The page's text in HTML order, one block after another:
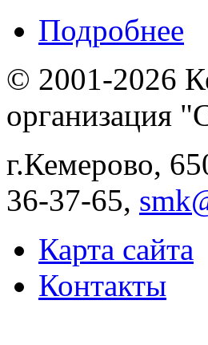
Подробнее
© 2001-2026
организация
г.Кемерово,
36-37-65,
Карта сайта
Контакты